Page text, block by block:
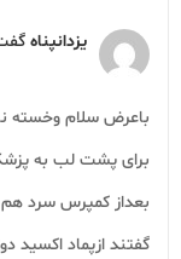
یزدانپناه
برای پشت لب به
بعداز کمپرس سرد هم
گفتند ازپماد اکسید